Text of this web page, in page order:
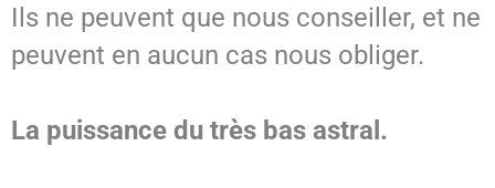
Ils ne peuvent que nous conseiller, et ne
peuvent en aucun cas nous obliger.
La puissance du très bas astral.